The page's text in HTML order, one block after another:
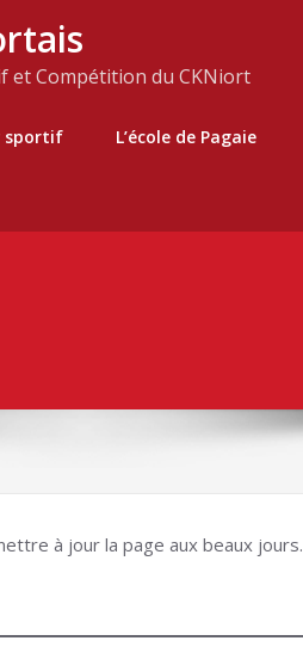
et Compétition du CKNiort
sportif L’école de Pagaie
à jour la page aux beaux jours.